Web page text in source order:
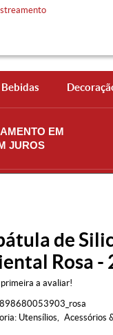
Bebidas
EM
JUROS
de
Rosa -
primeira a avaliar!
Utensílios Acessórios